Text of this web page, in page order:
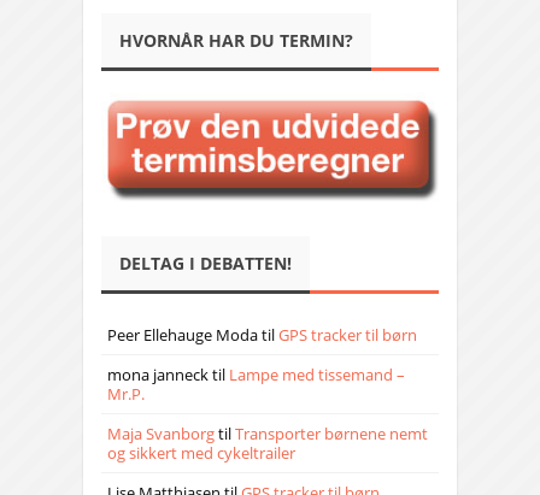
HVORNÅR HAR DU TERMIN?
DELTAG I DEBATTEN!
Peer Ellehauge ModatilGPS tracker til børn
mona jannecktil Lampe med tissemand –
Mr.P.
Maja SvanborgtilTransporter børnene nemt
og sikkert med cykeltrailer